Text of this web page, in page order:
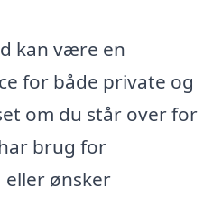
kan være en
for både private og
om du står over for
brug for
ønsker